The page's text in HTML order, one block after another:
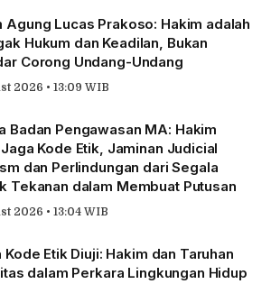
Agung Lucas Prakoso: Hakim adalah
Hukum dan Keadilan, Bukan
Corong Undang-Undang
2026 • 13:09 WIB
Badan Pengawasan MA: Hakim
Kode Etik, Jaminan Judicial
dan Perlindungan dari Segala
Tekanan dalam Membuat Putusan
2026 • 13:04 WIB
Kode Etik Diuji: Hakim dan Taruhan
dalam Perkara Lingkungan Hidup